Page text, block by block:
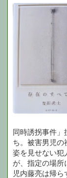
同時誘拐事件」
ち。被害男児の
姿を見せない犯
が、指定の場所
児内藤亮は帰ら